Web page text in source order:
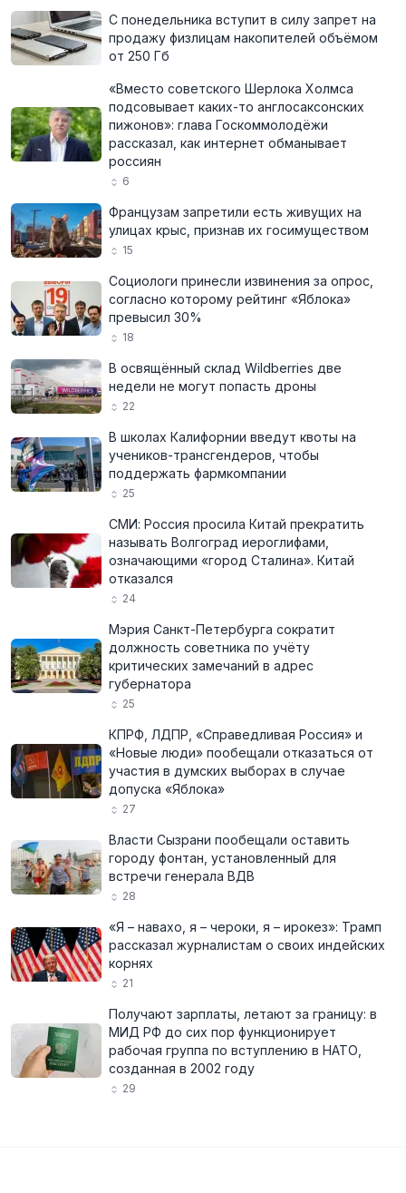
С понедельника вступит в силу запрет на
продажу физлицам накопителей объёмом
от 250 Гб
«Вместо советского Шерлока Холмса
подсовывает каких-то англосаксонских
пижонов»: глава Госкоммолодёжи
рассказал, как интернет обманывает
россиян
6
Французам запретили есть живущих на
улицах крыс, признав их госимуществом
15
Социологи принесли извинения за опрос,
согласно которому рейтинг «Яблока»
превысил 30%
18
В освящённый склад Wildberries две
недели не могут попасть дроны
22
В школах Калифорнии введут квоты на
учеников-трансгендеров, чтобы
поддержать фармкомпании
25
СМИ: Россия просила Китай прекратить
называть Волгоград иероглифами,
означающими «город Сталина». Китай
отказался
24
Мэрия Санкт-Петербурга сократит
должность советника по учёту
критических замечаний в адрес
губернатора
25
КПРФ, ЛДПР, «Справедливая Россия» и
«Новые люди» пообещали отказаться от
участия в думских выборах в случае
допуска «Яблока»
27
Власти Сызрани пообещали оставить
городу фонтан, установленный для
встречи генерала ВДВ
28
«Я – навахо, я – чероки, я – ирокез»: Трамп
рассказал журналистам о своих индейских
корнях
21
Получают зарплаты, летают за границу: в
МИД РФ до сих пор функционирует
рабочая группа по вступлению в НАТО,
созданная в 2002 году
29